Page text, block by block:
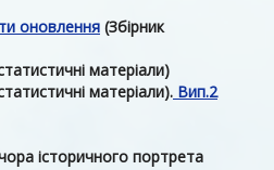
оновлення (Збірник
матеріали)
матеріали). Вип.2
історичного портрета